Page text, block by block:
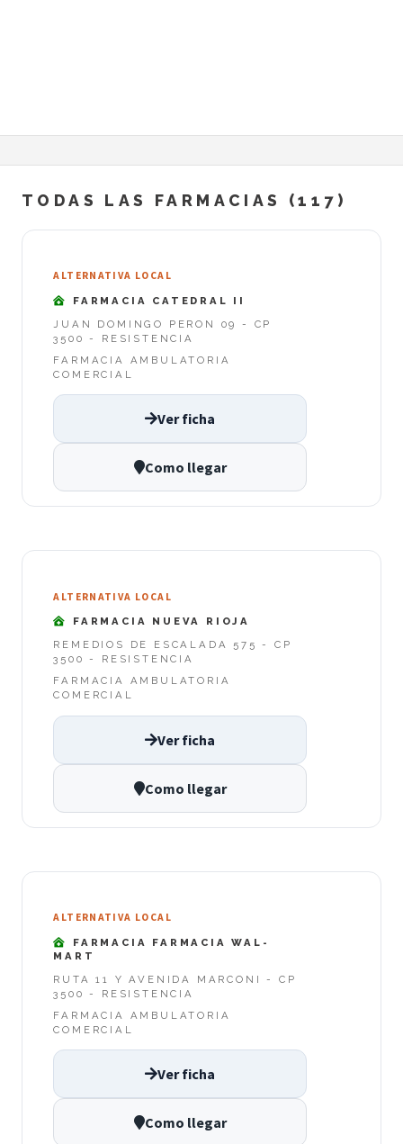
TODAS LAS FARMACIAS (117)
ALTERNATIVA LOCAL
FARMACIA CATEDRAL II
JUAN DOMINGO PERON 09 - CP
3500 - RESISTENCIA
FARMACIA AMBULATORIA
COMERCIAL
Ver ficha
Como llegar
ALTERNATIVA LOCAL
FARMACIA NUEVA RIOJA
REMEDIOS DE ESCALADA 575 - CP
3500 - RESISTENCIA
FARMACIA AMBULATORIA
COMERCIAL
Ver ficha
Como llegar
ALTERNATIVA LOCAL
FARMACIA FARMACIA WAL-
MART
RUTA 11 Y AVENIDA MARCONI - CP
3500 - RESISTENCIA
FARMACIA AMBULATORIA
COMERCIAL
Ver ficha
Como llegar